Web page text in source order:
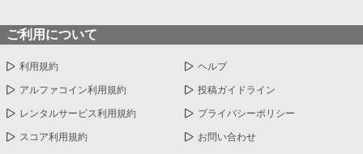
ご利用について
利用規約 ヘルプ
アルファコイン利用規約 投稿ガイドライン
レンタルサービス利用規約 プライバシーポリシー
スコア利用規約 お問い合わせ